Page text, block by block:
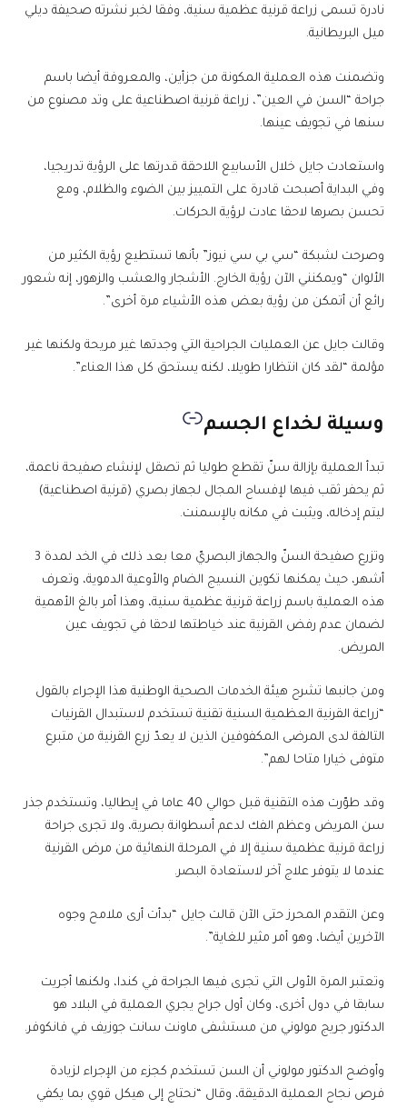
نادرة تسمى زراعة قرنية عظمية سنية، وفقا لخبر نشرته صحيفة ديلي
ميل البريطانية.
وتضمنت هذه العملية المكونة من جزأين، والمعروفة أيضا باسم
جراحة “السن في العين”، زراعة قرنية اصطناعية على وتد مصنوع من
سنها في تجويف عينها.
واستعادت جايل خلال الأسابيع اللاحقة قدرتها على الرؤية تدريجيا،
وفي البداية أصبحت قادرة على التمييز بين الضوء والظلام، ومع
تحسن بصرها لاحقا عادت لرؤية الحركات.
وصرحت لشبكة “سي بي سي نيوز” بأنها تستطيع رؤية الكثير من
الألوان “ويمكنني الآن رؤية الخارج. الأشجار والعشب والزهور، إنه شعور
رائع أن أتمكن من رؤية بعض هذه الأشياء مرة أخرى”.
وقالت جايل عن العمليات الجراحية التي وجدتها غير مريحة ولكنها غير
مؤلمة “لقد كان انتظارا طويلا، لكنه يستحق كل هذا العناء”.
وسيلة لخداع الجسم
تبدأ العملية بإزالة سنّ تقطع طوليا ثم تصقل لإنشاء صفيحة ناعمة،
ثم يحفر ثقب فيها لإفساح المجال لجهاز بصري (قرنية اصطناعية)
ليتم إدخاله، ويثبت في مكانه بالإسمنت.
وتزرع صفيحة السنّ والجهاز البصريّ معا بعد ذلك في الخد لمدة 3
أشهر، حيث يمكنها تكوين النسيج الضام والأوعية الدموية، وتعرف
هذه العملية باسم زراعة قرنية عظمية سنية، وهذا أمر بالغ الأهمية
لضمان عدم رفض القرنية عند خياطتها لاحقا في تجويف عين
المريض.
ومن جانبها تشرح هيئة الخدمات الصحية الوطنية هذا الإجراء بالقول
“زراعة القرنية العظمية السنية تقنية تستخدم لاستبدال القرنيات
التالفة لدى المرضى المكفوفين الذين لا يعدّ زرع القرنية من متبرع
متوفى خيارا متاحا لهم”.
وقد طوّرت هذه التقنية قبل حوالي 40 عاما في إيطاليا، وتستخدم جذر
سن المريض وعظم الفك لدعم أسطوانة بصرية، ولا تجرى جراحة
زراعة قرنية عظمية سنية إلا في المرحلة النهائية من مرض القرنية
عندما لا يتوفر علاج آخر لاستعادة البصر.
وعن التقدم المحرز حتى الآن قالت جايل “بدأت أرى ملامح وجوه
الآخرين أيضا، وهو أمر مثير للغاية”.
وتعتبر المرة الأولى التي تجرى فيها الجراحة في كندا، ولكنها أجريت
سابقا في دول أخرى، وكان أول جراح يجري العملية في البلاد هو
الدكتور جريج مولوني من مستشفى ماونت سانت جوزيف في فانكوفر.
وأوضح الدكتور مولوني أن السن تستخدم كجزء من الإجراء لزيادة
فرص نجاح العملية الدقيقة، وقال “نحتاج إلى هيكل قوي بما يكفي